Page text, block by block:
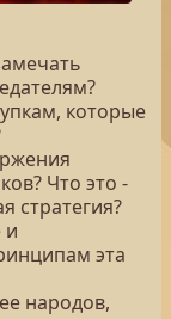
которые
Что это -
стратегия?
и
эта
народов,